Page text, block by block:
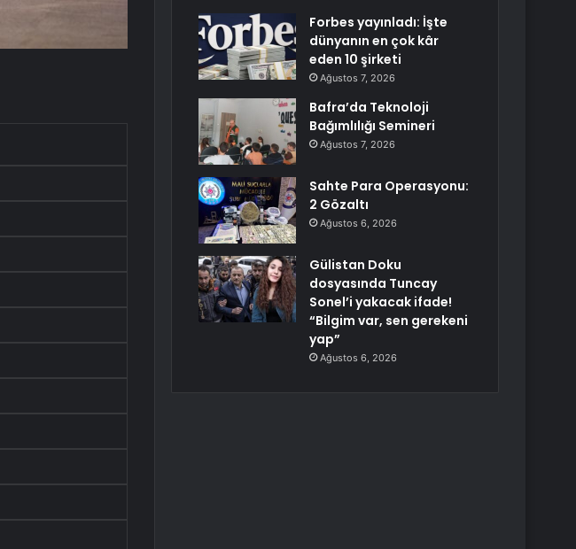
Forbes yayınladı: İşte
dünyanın en çok kâr
eden 10 şirketi
Ağustos 7, 2026
Bafra’da Teknoloji
Bağımlılığı Semineri
Ağustos 7, 2026
Sahte Para Operasyonu:
2 Gözaltı
Ağustos 6, 2026
Gülistan Doku
dosyasında Tuncay
Sonel’i yakacak ifade!
“Bilgim var, sen gerekeni
yap”
Ağustos 6, 2026